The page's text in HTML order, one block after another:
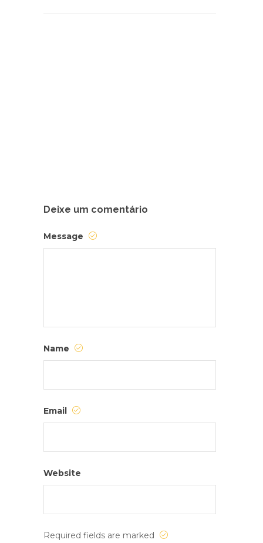
Deixe um comentário
Message
Name
Email
Website
Required fields are marked